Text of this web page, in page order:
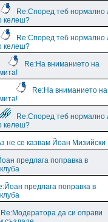
Re:Според теб нормално
келеш?
Re:Според теб нормално
келеш?
Re:На вниманието на
Re:На вниманието на
Re:Според теб нормално
келеш?
не се казвам Йоан Мизийски
предлага поправка в
предлага поправка в
Re:Модератора да си оправи